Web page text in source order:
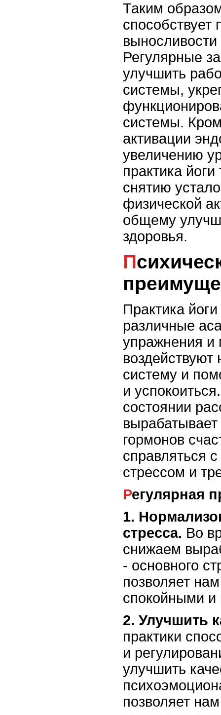
Таким
выносливости
Регулярные
улучшить
системы,
системы.
активации
увеличению
практика
снятию
физической
общему
здоровья.
Психические
Практика
различные
упражнения и
систему и
и
состоянии
гормонов
справляться
стрессом и
Регулярная
1.
стресса. Во
снижаем
- основного
позволяет
спокойными
2. Улучшить
практики
и
улучшить
позволяет